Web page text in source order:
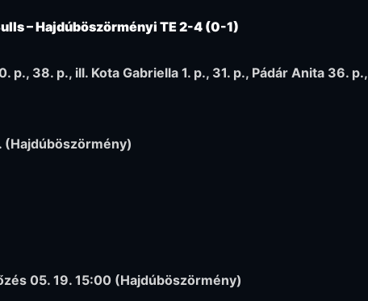
– Hajdúböszörményi TE 2-4 (0-1)
p., 38. p., ill. Kota Gabriella 1. p., 31. p., Pádár Anita 36. p.,
(Hajdúböszörmény)
05. 19. 15:00 (Hajdúböszörmény)